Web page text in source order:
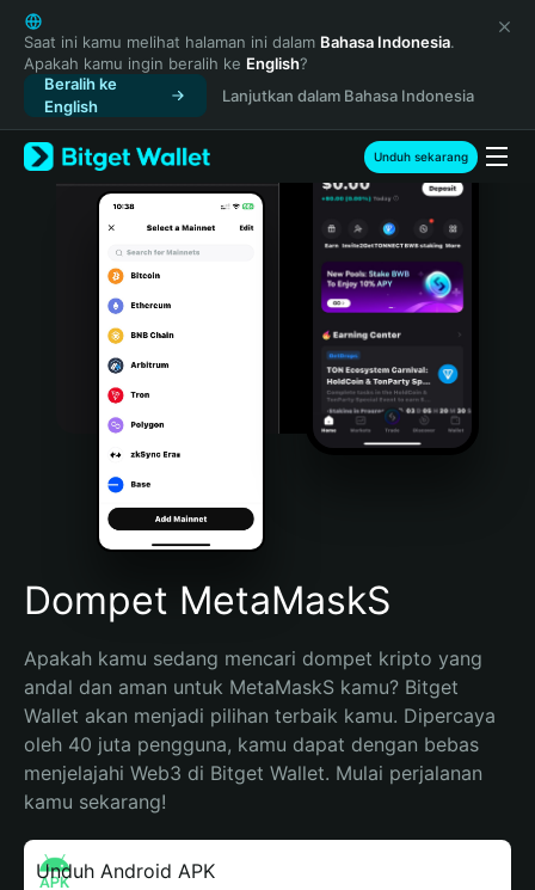
English
日本語
Tiếng Việt
Русский
Español (Latinoamérica)
Türkçe
Italiano
Português (Portugal)
Bahasa Indonesia
Português (Brasil)
Español (Argentina)
Saat ini kamu melihat halaman ini dalam Bahasa Indonesia.
Apakah kamu ingin beralih ke English?
Beralih ke
English
Lanjutkan dalam Bahasa Indonesia
Unduh sekarang
Dompet MetaMaskS
Apakah kamu sedang mencari dompet kripto yang
andal dan aman untuk MetaMaskS kamu? Bitget
Wallet akan menjadi pilihan terbaik kamu. Dipercaya
oleh 40 juta pengguna, kamu dapat dengan bebas
menjelajahi Web3 di Bitget Wallet. Mulai perjalanan
kamu sekarang!
Unduh Android APK